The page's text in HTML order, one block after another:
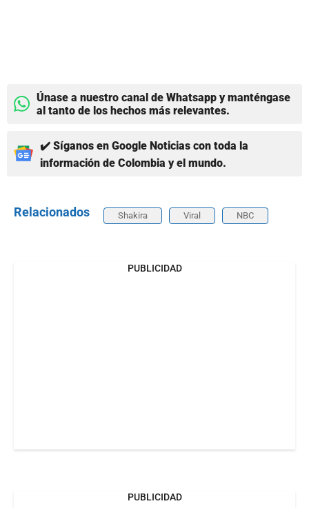
Únase a nuestro canal de Whatsapp y manténgase
al tanto de los hechos más relevantes.
✔️ Síganos en Google Noticias con toda la
información de Colombia y el mundo.
Relacionados Shakira Viral NBC
PUBLICIDAD
PUBLICIDAD